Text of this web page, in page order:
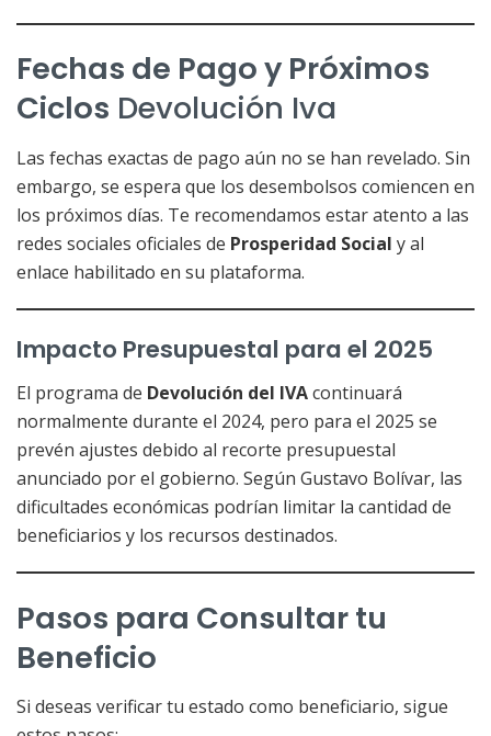
Fechas de Pago y Próximos
Ciclos Devolución Iva
Las fechas exactas de pago aún no se han revelado. Sin
embargo, se espera que los desembolsos comiencen en
los próximos días. Te recomendamos estar atento a las
redes sociales oficiales de Prosperidad Social y al
enlace habilitado en su plataforma.
Impacto Presupuestal para el 2025
El programa de Devolución del IVAcontinuará
normalmente durante el 2024, pero para el 2025 se
prevén ajustes debido al recorte presupuestal
anunciado por el gobierno. Según Gustavo Bolívar, las
dificultades económicas podrían limitar la cantidad de
beneficiarios y los recursos destinados.
Pasos para Consultar tu
Beneficio
Si deseas verificar tu estado como beneficiario, sigue